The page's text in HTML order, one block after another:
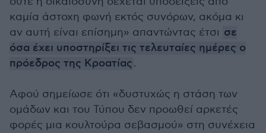
καμία άστοχη φωνή εκτός συνόρων, ακόμα κι
αν αυτή είναι επίσημη» απαντώντας έτσι σε
όσα έχει υποστηρίξει τις τελευταίες ημέρες ο
πρόεδρος της Κροατίας.
Αφού σημείωσε ότι «δυστυχώς η στάση των
ομάδων και του Τύπου δεν προωθεί αρκετές
φορές μια κουλτούρα σεβασμού» στη συνέχεια